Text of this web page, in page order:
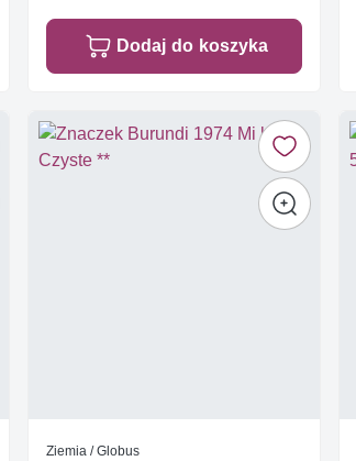
Dodaj do koszyka
Ziemia / Globus